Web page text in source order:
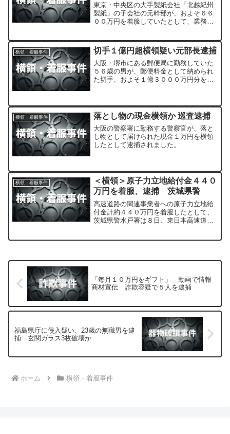
東京・中央区の大手製紙会社「北越紀州
製紙」の子会社の元幹部が、およそ６６
００万円を着服していたとして、業務上
横領・着服事件 切手１億円超横領疑い元部長逮捕
大阪・堺市にある郵便局に勤務していた
５６歳の男が、郵便料金として納められ
た切手、およそ１億３０００万円分を着
横領・着服事件 落とし物の現金横領か 巡査逮捕
大阪の警察署に勤務する警察官が、落と
し物として届けられた現金１万円を横領
したとして逮捕されました。
横領・着服事件
＜横領＞原子力立地給付金４４０
万円を着服、逮捕 茨城県警
高速道路の関連事業者への原子力立地給
付金計約４４０万円を着服したとして、
茨城県警水戸署は８日、東日本高速道路
「毎月１０万円をギフト」 動画で情報
商材宣伝 詐欺容疑で５人を逮捕
福島県庁に侵入疑い、23歳の無職男を逮
捕 玄関ガラス3枚破壊か
ホーム 横領・着服事件